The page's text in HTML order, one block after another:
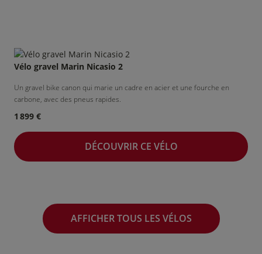
Vélo gravel Marin Nicasio 2
Un gravel bike canon qui marie un cadre en acier et une fourche en
carbone, avec des pneus rapides.
1 899 €
DÉCOUVRIR CE VÉLO
AFFICHER TOUS LES VÉLOS